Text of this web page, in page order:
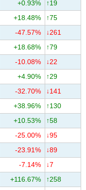
+0.93%
↑19
+18.48%
↑75
-47.57%
↓261
+18.68%
↑79
-10.08%
↓22
+4.90%
↑29
-32.70%
↓141
+38.96%
↑130
+10.53%
↑58
-25.00%
↓95
-23.91%
↓89
-7.14%
↓7
+116.67%
↑258